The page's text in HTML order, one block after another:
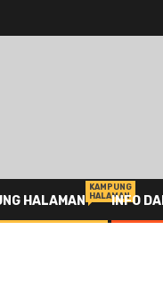
HALAMAN
KAMPUNG
HALAMAN
INFO